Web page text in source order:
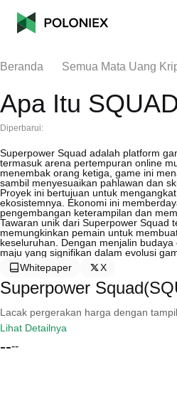
Beranda Semua Mata Uang
Apa Itu
Diperbarui:
Superpower Squad adalah platform
termasuk arena pertempuran online
menembak orang ketiga, game ini
sambil menyesuaikan pahlawan dan
Proyek ini bertujuan untuk
ekosistemnya. Ekonomi ini
pengembangan keterampilan dan
Tawaran unik dari Superpower Squad
memungkinkan pemain untuk
keseluruhan. Dengan menjalin
maju yang signifikan dalam evolusi
Whitepaper
X
Superpower
Lacak pergerakan harga dengan
Lihat Detailnya
----